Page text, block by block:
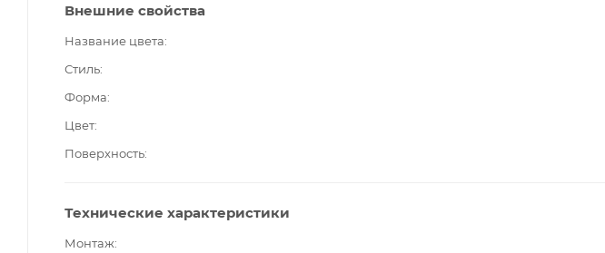
Внешние свойства
Название цвета
Стиль
Форма
Цвет
Поверхность
Технические характеристики
Монтаж